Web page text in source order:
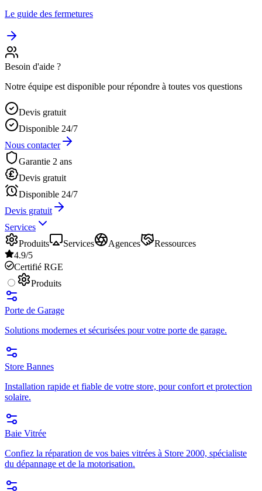
Le guide des fermetures
Besoin d'aide ?
Notre équipe est disponible pour répondre à toutes vos questions
Devis gratuit
Disponible 24/7
Nous contacter
Garantie 2 ans
Devis gratuit
Disponible 24/7
Devis gratuit
Services
Produits
Services Agences
Ressources
4.9/5
Certifié RGE
Produits
Porte de Garage
Solutions modernes et sécurisées pour votre porte de garage.
Store Bannes
Installation rapide et fiable de votre store, pour confort et protection
solaire.
Baie Vitrée
Confiez la réparation de vos baies vitrées à Store 2000, spécialiste
du dépannage et de la motorisation.